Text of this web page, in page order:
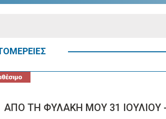
ΑΠΟ ΤΗ ΦΥΛΑΚΗ ΜΟΥ 31 ΙΟΥΛΙΟΥ